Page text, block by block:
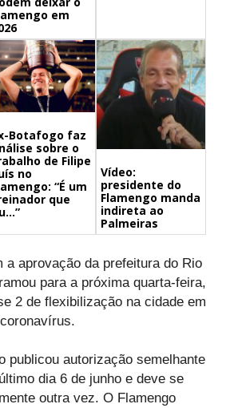
em
Botafogo faz
sobre o
de Filipe
no
“É um
que
Vídeo:
presidente do
Flamengo manda
indireta ao
Palmeiras
a aprovação da prefeitura do Rio
para a próxima quarta-feira,
2 de flexibilização na cidade em
publicou autorização semelhante
dia 6 de junho e deve se
outra vez. O Flamengo